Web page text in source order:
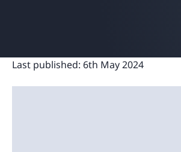
Last published: 6th May 2024